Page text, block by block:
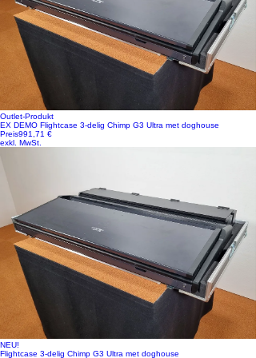
Outlet-Produkt
EX DEMO Flightcase 3-delig Chimp G3 Ultra met doghouse
Preis991,71 €
exkl. MwSt.
NEU!
Flightcase 3-delig Chimp G3 Ultra met doghouse